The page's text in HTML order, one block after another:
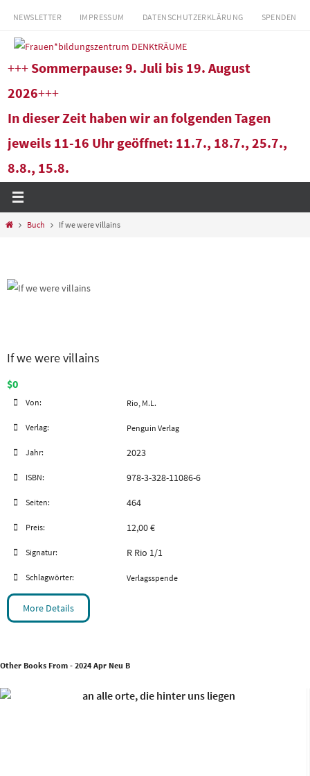
Zum
springen
NEWSLETTER IMPRESSUM DATENSCHUTZERKLÄRUNG SPENDEN
+++ Sommerpause: 9. Juli bis 19. August
2026+++
In dieser Zeit haben wir an folgenden Tagen
jeweils 11-16 Uhr geöffnet: 11.7., 18.7., 25.7.,
8.8., 15.8.
StartBuch If we were villains
If we were villains
$0
Von: Rio, M.L.
Verlag: Penguin Verlag
Jahr: 2023
ISBN: 978-3-328-11086-6
Seiten: 464
Preis: 12,00 €
Signatur: R Rio 1/1
Schlagwörter: Verlagsspende
More Details
Other Books From - 2024 Apr Neu B